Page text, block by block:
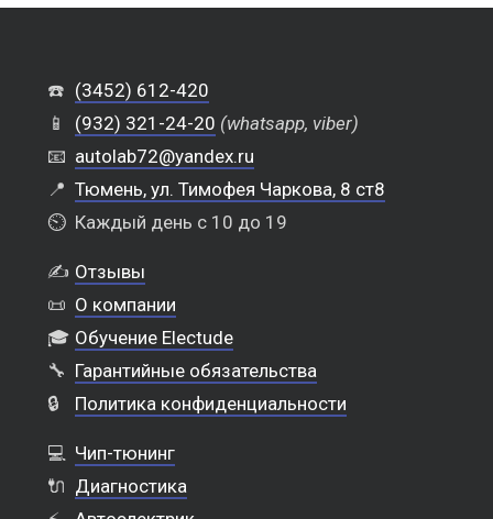
☎️ (3452) 612-420
📱
(932) 321-24-20 (whatsapp, viber)
📧 autolab72@yandex.ru
📍 Тюмень, ул. Тимофея Чаркова, 8 ст8
⏲️ Каждый день с 10 до 19
✍️ Отзывы
📜 О компании
🎓 Обучение Electude
🔧 Гарантийные обязательства
🔒
Политика конфиденциальности
💻 Чип-тюнинг
🔌 Диагностика